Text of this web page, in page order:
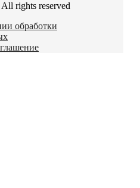
All rights reserved
обработки